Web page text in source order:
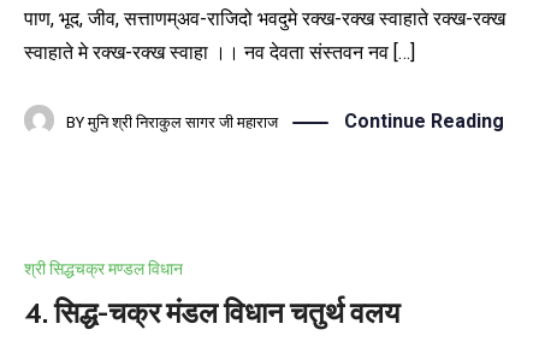
पाण, भूद, जीव, सत्ताणम्अव-राजिदो भवदुमे रक्ख-रक्ख स्वाहाते रक्ख-रक्ख
स्वाहाते मे रक्ख-रक्ख स्वाहा ।। नव देवता संस्तवन नव […]
BY मुनि श्री निराकुल सागर जी महाराज Continue Reading
श्री सिद्धचक्र मण्डल विधान
4. सिद्ध-चक्र मंडल विधान चतुर्थ वलय